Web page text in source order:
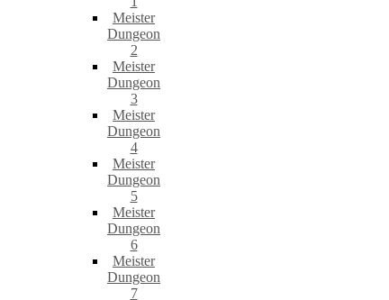
Meister
Dungeon
2
Meister
Dungeon
3
Meister
Dungeon
4
Meister
Dungeon
5
Meister
Dungeon
6
Meister
Dungeon
7